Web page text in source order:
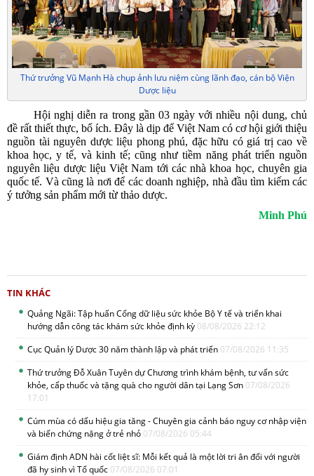
Thứ trưởng Vũ Mạnh Hà chụp ảnh lưu niệm cùng lãnh đạo, cán bộ Viện
Dược liệu
Hội nghị diễn ra trong gần 03 ngày với nhiều nội dung, chủ
đề rất thiết thực, bổ ích. Đây là dịp để Việt Nam có cơ hội giới thiệu
nguồn tài nguyên dược liệu phong phú, đặc hữu có giá trị cao về
khoa học, y tế, và kinh tế; cũng như tiềm năng phát triển nguồn
nguyên liệu dược liệu Việt Nam tới các nhà khoa học, chuyên gia
quốc tế. Và cũng là nơi để các doanh nghiệp, nhà đầu tìm kiếm các
ý tưởng sản phẩm mới từ thảo dược.
Minh Phú
TIN KHÁC
Quảng Ngãi: Tập huấn Cổng dữ liệu sức khỏe Bộ Y tế và triển khai
hướng dẫn công tác khám sức khỏe định kỳ 08/08/2026 22:12
Cục Quản lý Dược 30 năm thành lập và phát triển 07/08/2026 11:35
Thứ trưởng Đỗ Xuân Tuyên dự Chương trình khám bệnh, tư vấn sức
khỏe, cấp thuốc và tặng quà cho người dân tại Lạng Sơn 07/08/2026
17:01
Cúm mùa có dấu hiệu gia tăng - Chuyên gia cảnh báo nguy cơ nhập viện
và biến chứng nặng ở trẻ nhỏ 07/08/2026 05:44
Giám định ADN hài cốt liệt sĩ: Mỗi kết quả là một lời tri ân đối với người
đã hy sinh vì Tổ quốc 07/08/2026 07:01